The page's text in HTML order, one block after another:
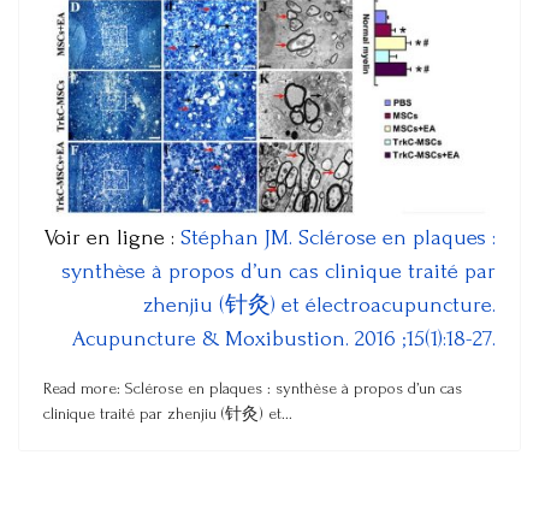
Voir en ligne : Stéphan JM. Sclérose en plaques :
synthèse à propos d’un cas clinique traité par
zhenjiu (针灸) et électroacupuncture.
Acupuncture & Moxibustion. 2016 ;15(1):18-27.
Read more: Sclérose en plaques : synthèse à propos d’un cas
clinique traité par zhenjiu (针灸) et...